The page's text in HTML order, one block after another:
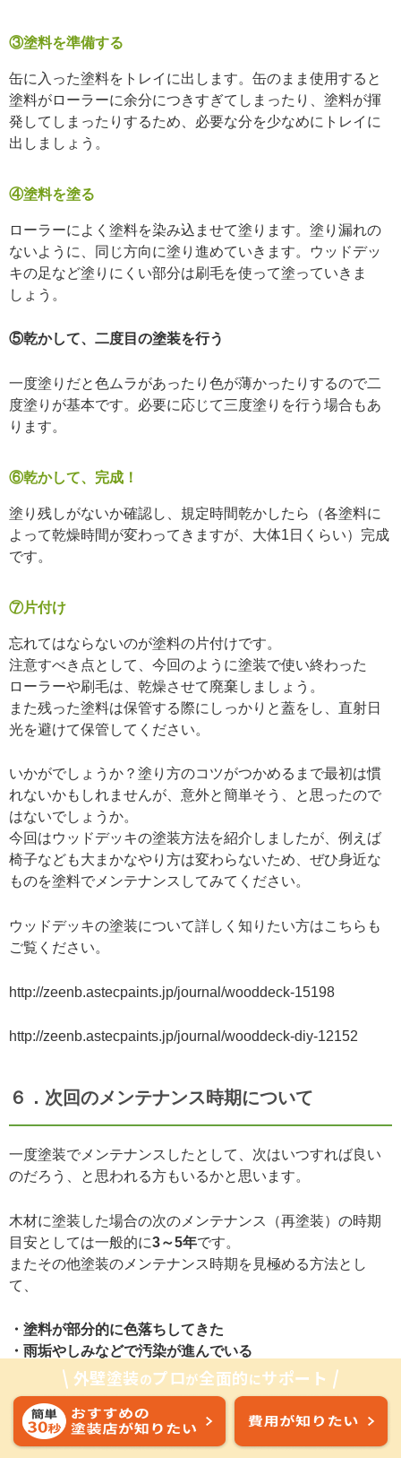
③塗料を準備する
缶に入った塗料をトレイに出します。缶のまま使用すると
塗料がローラーに余分につきすぎてしまったり、塗料が揮
発してしまったりするため、必要な分を少なめにトレイに
出しましょう。
④塗料を塗る
ローラーによく塗料を染み込ませて塗ります。塗り漏れの
ないように、同じ方向に塗り進めていきます。ウッドデッ
キの足など塗りにくい部分は刷毛を使って塗っていきま
しょう。
⑤乾かして、二度目の塗装を行う
一度塗りだと色ムラがあったり色が薄かったりするので二
度塗りが基本です。必要に応じて三度塗りを行う場合もあ
ります。
⑥乾かして、完成！
塗り残しがないか確認し、規定時間乾かしたら（各塗料に
よって乾燥時間が変わってきますが、大体1日くらい）完成
です。
⑦片付け
忘れてはならないのが塗料の片付けです。
注意すべき点として、今回のように塗装で使い終わった
ローラーや刷毛は、乾燥させて廃棄しましょう。
また残った塗料は保管する際にしっかりと蓋をし、直射日
光を避けて保管してください。
いかがでしょうか？塗り方のコツがつかめるまで最初は慣
れないかもしれませんが、意外と簡単そう、と思ったので
はないでしょうか。
今回はウッドデッキの塗装方法を紹介しましたが、例えば
椅子なども大まかなやり方は変わらないため、ぜひ身近な
ものを塗料でメンテナンスしてみてください。
ウッドデッキの塗装について詳しく知りたい方はこちらも
ご覧ください。
http://zeenb.astecpaints.jp/journal/wooddeck-15198
http://zeenb.astecpaints.jp/journal/wooddeck-diy-12152
６．次回のメンテナンス時期について
一度塗装でメンテナンスしたとして、次はいつすれば良い
のだろう、と思われる方もいるかと思います。
木材に塗装した場合の次のメンテナンス（再塗装）の時期
目安としては一般的に3～5年です。
またその他塗装のメンテナンス時期を見極める方法とし
て、
・塗料が部分的に色落ちしてきた
・雨垢やしみなどで汚染が進んでいる
・カビが生えている
上記のような状態が見られた場合はメンテナンス時期だと
判断していいでしょう。
外壁塗装のプロが全面的にサポート